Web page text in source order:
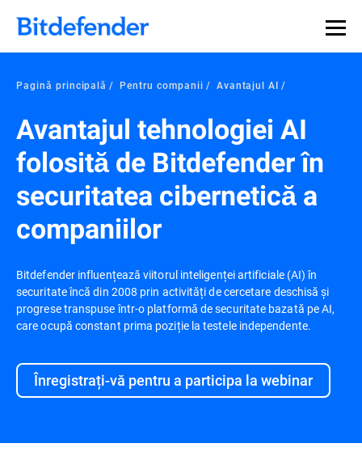
Pagină principală Pentru companii Avantajul AI
Avantajul tehnologiei AI
folosită de Bitdefender în
securitatea cibernetică a
companiilor
Bitdefender influențează viitorul inteligenței artificiale (AI) în
securitate încă din 2008 prin activități de cercetare deschisă și
progrese transpuse într-o platformă de securitate bazată pe AI,
care ocupă constant prima poziție la testele independente.
Înregistrați-vă pentru a participa la webinar